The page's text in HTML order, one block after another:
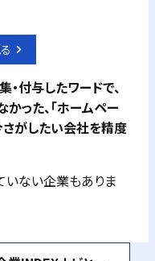
付与したワードで、
った、「ホームペー
さがしたい会社を精度
いない企業もありま